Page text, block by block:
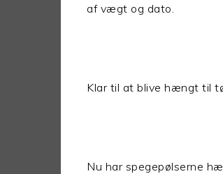
af vægt og dato.
Klar til at blive hængt til
Nu har spegepølserne